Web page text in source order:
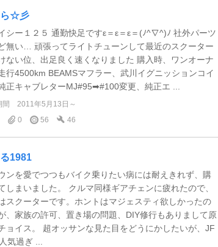
☆彡
シー１２５ 通勤快足ですε＝ε＝ε＝(ﾉ^∇^)ﾉ 社外パーツ
無い… 頑張ってライトチューンして最近のスクーター
ない位、出足良く速くなりました 購入時、ワンオーナ
行4500km BEAMSマフラー、武川イグニッションコイ
正キャブレターMJ#95➡#100変更、純正エ ...
間
2011年5月13日～
0 56 46
1981
ンを愛でつつもバイク乗りたい病には耐えきれず、購
しまいました。 クルマ同様ギアチェンに疲れたので、
スクーターです。ホントはマジェスティ欲しかったの
、家族の許可、置き場の問題、DIY修行もありまして原
ョイス。 超オッサンな見た目をどうにかしたいが、JF
気過ぎ ...